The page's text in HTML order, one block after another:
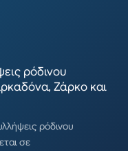
ρόδινου
Ζάρκο και
ρόδινου
σε